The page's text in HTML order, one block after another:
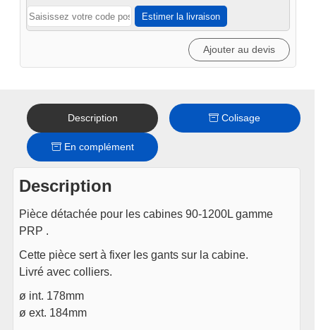
sablage
Estimer la livraison
Ajouter au devis
Description Colisage
En complément
Description
Pièce détachée pour les cabines 90-1200L gamme
PRP .
Cette pièce sert à fixer les gants sur la cabine.
Livré avec colliers.
ø int. 178mm
ø ext. 184mm